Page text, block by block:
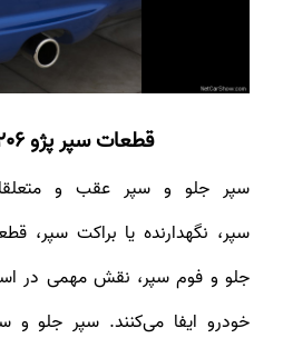
قطعات سپرپژو 206 و پژو 207
سپر جلو و سپر عقب و
سپر، نگهدارنده یا براکت سپر،
جلو و فوم سپر، نقش مهمی در
خودرو ایفا می‌کنند. سپر جلو